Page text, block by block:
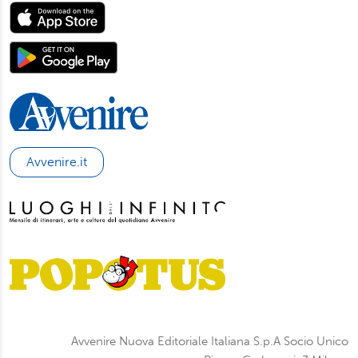
Avvenire.it
Avvenire Nuova Editoriale Italiana S.p.A Socio Unico